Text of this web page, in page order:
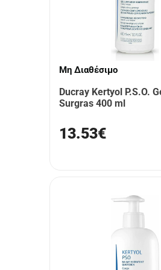
Μη Διαθέσιμο
Ducray Kertyol P.S.O.
Surgras 400 ml
13.53€